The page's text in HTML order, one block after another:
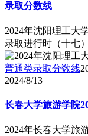
录取分数线
2024年沈阳理工大
录取进行时（十七
普通类录取分数线
2024/8/13
长春大学旅游学院
2024年长春大学旅